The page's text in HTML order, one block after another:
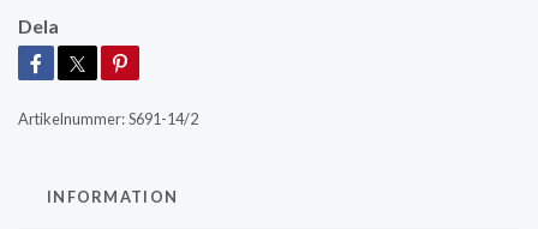
Dela
Artikelnummer:S691-14/2
INFORMATION